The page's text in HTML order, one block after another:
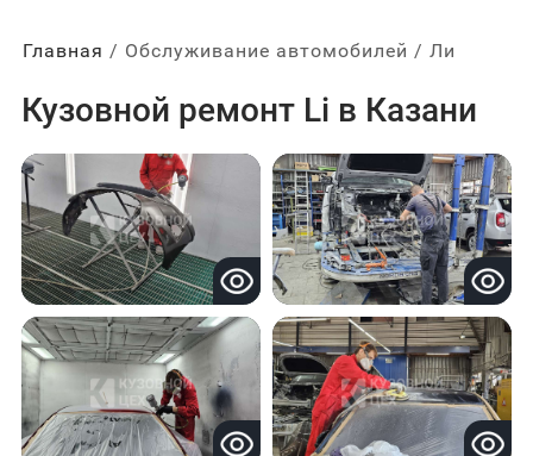
Главная Обслуживание автомобилей Ли
Кузовной ремонт Li в Казани